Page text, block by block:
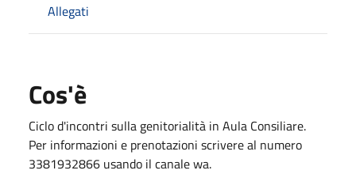
Allegati
Cos'è
Ciclo d'incontri sulla genitorialità in Aula Consiliare.
Per informazioni e prenotazioni scrivere al numero
3381932866 usando il canale wa.